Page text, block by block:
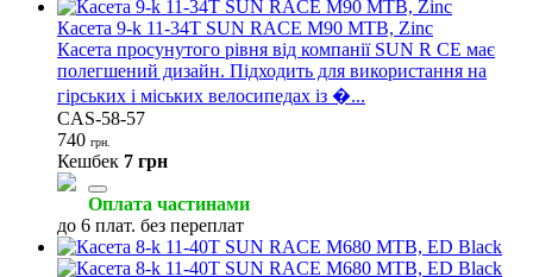
Касета 9-k 11-34T SUN RACE M90 MTB, Zinc
Касета просунутого рівня від компанії SUN R CE має
полегшений дизайн. Підходить для використання на
гірських і міських велосипедах із �...
CAS-58-57
740 грн.
Кешбек 7 грн
Оплата частинами
до 6 плат. без переплат